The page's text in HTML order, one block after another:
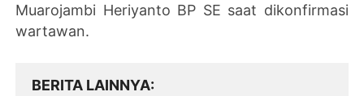
Muarojambi Heriyanto BP SE saat dikonfirmasi
wartawan.
BERITA LAINNYA